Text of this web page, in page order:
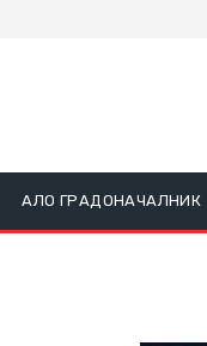
АЛО ГРАДОНАЧАЛНИК